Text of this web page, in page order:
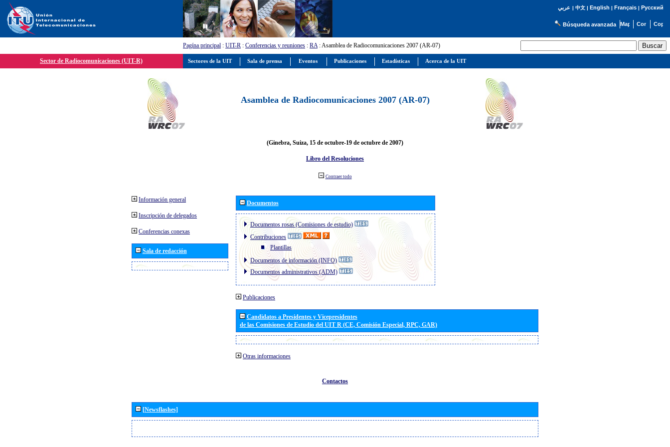
عربي | 中文| English | Français| Русский
Búsqueda avanzada
Pagína principal : UIT-R : Conferencias y reuniones : RA: Asamblea de Radiocomunicaciones 2007 (AR-07)
Sector de Radiocomunicaciones (UIT-R)
Asamblea de Radiocomunicaciones 2007 (AR-07)
(Ginebra, Suiza, 15 de octubre-19 de octubre de 2007)
Libro del Resoluciones
Contraer todo
Información general
Inscripción de delegados
Conferencias conexas
Sala de redacción
Documentos
Documentos rosas (Comisiones de estudio)
Contribuciones
Plantillas
Documentos de información (INFO)
Documentos administrativos (ADM)
Publicaciones
Candidatos a Presidentes y Vicepresidentes
de las Comisiones de Estudio del UIT R (CE, Comisión Especial, RPC, GAR)
Otras informaciones
Contactos
[Newsflashes]
Sectores de la UIT Sala de prensa Eventos Publicaciones Estadísticas Acerca de la UIT